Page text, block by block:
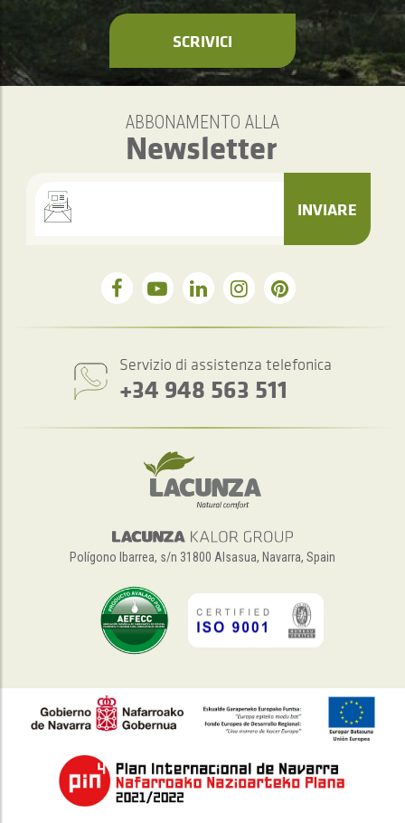
SCRIVICI
ABBONAMENTO ALLA
Newsletter
INVIARE
Servizio di assistenza telefonica
+34 948 563 511
Polígono Ibarrea, s/n 31800 Alsasua, Navarra, Spain